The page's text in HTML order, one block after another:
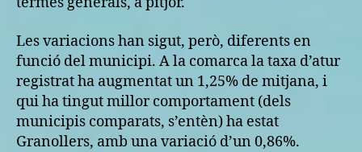
Les variacions han sigut, però, diferents en
funció del municipi. A la comarca la taxa d’atur
registrat ha augmentat un 1,25% de mitjana, i
qui ha tingut millor comportament (dels
municipis comparats, s’entèn) ha estat
Granollers, amb una variació d’un 0,86%.